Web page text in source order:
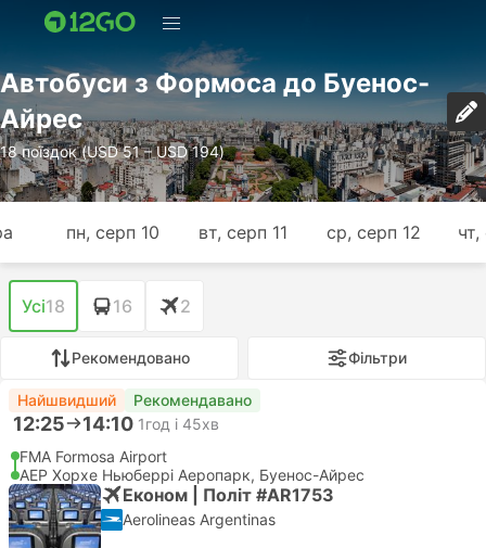
Автобуси з Формоса до Буенос-
Айрес
18 поїздок (USD 51 – USD 194)
пн, серп 10 вт, серп 11 ср, серп 12
Усі18 16 2
Рекомендовано Фільтри
Найшвидший Рекомендавано
12:25 14:10 1год і 45хв
FMA Formosa Airport
AEP Хорхе Ньюберрі Аеропарк, Буенос-Айрес
Економ | Політ #AR1753
Aerolineas Argentinas